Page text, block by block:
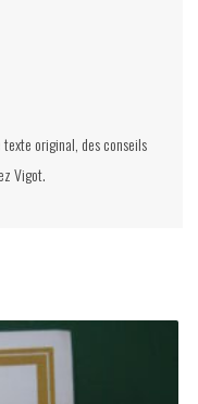
original, des conseils
Vigot.